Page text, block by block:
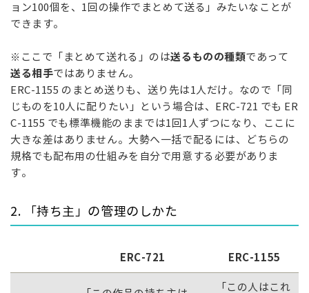
ョン100個を、1回の操作でまとめて送る」みたいなことが
できます。
※ここで「まとめて送れる」のは送るものの種類であって
送る相手ではありません。
ERC-1155 のまとめ送りも、送り先は1人だけ。なので「同
じものを10人に配りたい」という場合は、ERC-721 でも ER
C-1155 でも標準機能のままでは1回1人ずつになり、ここに
大きな差はありません。大勢へ一括で配るには、どちらの
規格でも配布用の仕組みを自分で用意する必要がありま
す。
2. 「持ち主」の管理のしかた
ERC-721 ERC-1155
「この人はこれ